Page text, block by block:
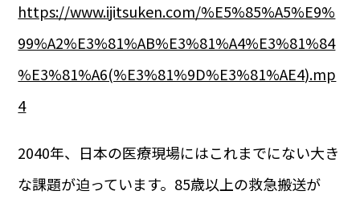
https://www.ijitsuken.com/%E5%85%A5%E9%
99%A2%E3%81%AB%E3%81%A4%E3%81%84
%E3%81%A6(%E3%81%9D%E3%81%AE4).mp
4
2040年、日本の医療現場にはこれまでにない大き
な課題が迫っています。85歳以上の救急搬送が